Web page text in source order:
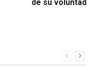
de su voluntad